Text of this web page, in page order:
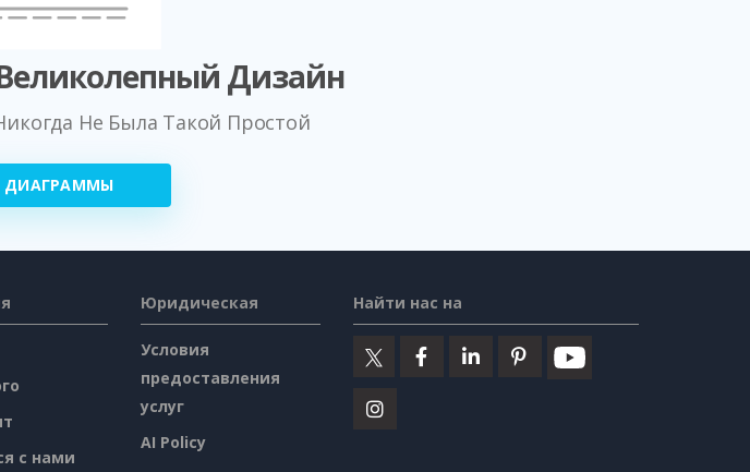
Дизайн
Не Была Такой Простой
ДИАГРАММЫ
с нами
Юридическая
Условия
предоставления
услуг
AI Policy
Найти нас на